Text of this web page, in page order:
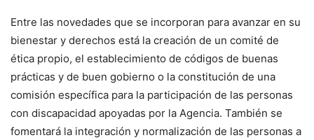
Entre las novedades que se incorporan para avanzar en su
bienestar y derechos está la creación de un comité de
ética propio, el establecimiento de códigos de buenas
prácticas y de buen gobierno o la constitución de una
comisión específica para la participación de las personas
con discapacidad apoyadas por la Agencia. También se
fomentará la integración y normalización de las personas a